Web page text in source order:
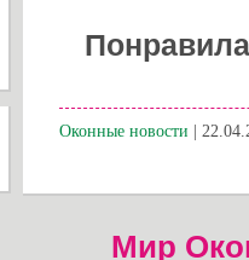
Оконные новости |
Мир